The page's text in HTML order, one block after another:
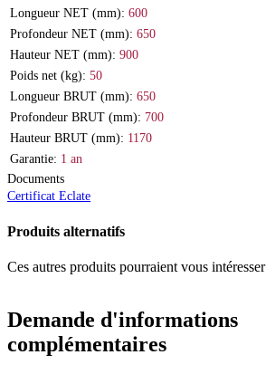
Longueur NET (mm): 600
Profondeur NET (mm): 650
Hauteur NET (mm): 900
Poids net (kg): 50
Longueur BRUT (mm): 650
Profondeur BRUT (mm): 700
Hauteur BRUT (mm): 1170
Garantie: 1 an
Documents
Certificat Eclate
Produits alternatifs
Ces autres produits pourraient vous intéresser
Demande d'informations
complémentaires